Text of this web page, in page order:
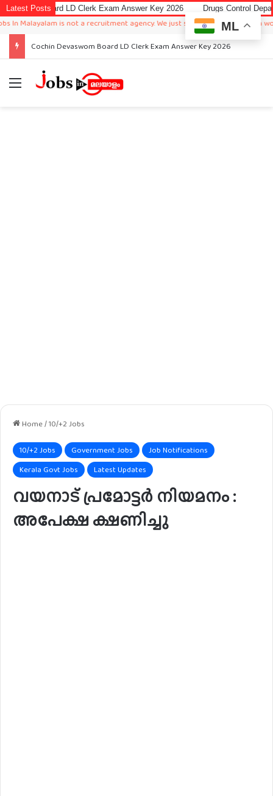
Latest Posts
Board LD Clerk Exam Answer Key 2026 Drugs Control Department
is not a recruitment agency. We just sharing available job in
Cochin Devaswom Board LD Clerk Exam Answer Key 2026
Menu
Home/10/+2 Jobs
10/+2 Jobs Government Jobs
Job Notifications
Kerala Govt Jobs
Latest Updates
വയനാട് പ്രമോട്ടര്‍ നിയമനം :
അപേക്ഷ ക്ഷണിച്ചു
ML